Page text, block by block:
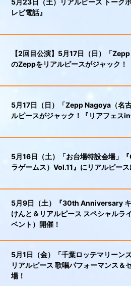
5月23日（土）リアルピース トーク
レビ電話』
【2回目公演】5月17日（日）「
のZeppをリアルピースがジャック！
5月17日（日）「Zepp Nagoya（名
ルピースがジャック！『リアフェスin
5月16日（土）「お台場特設会場」
ラゲームス）Vol.11』にリアルピー
5月9日（土）『30th Anniversary
けんと＆リアルピース スペシャルラ
ベント）開催！
5月1日（金）「千葉ロッテマリーン
リアルピース 歌唱パフォーマンス＆
場！